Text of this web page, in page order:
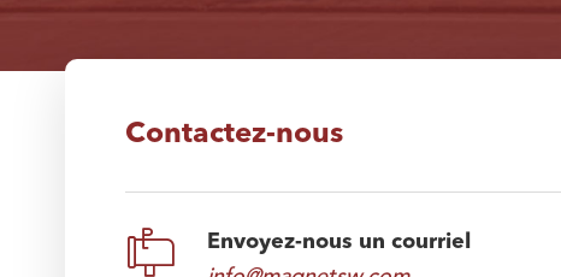
Contactez-nous

Envoyez-nous un courriel